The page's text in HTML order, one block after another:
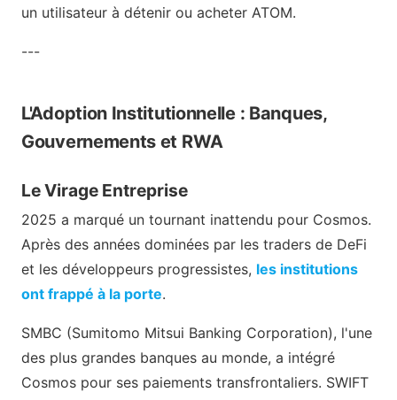
un utilisateur à détenir ou acheter ATOM.
---
L'Adoption Institutionnelle : Banques,
Gouvernements et RWA
Le Virage Entreprise
2025 a marqué un tournant inattendu pour Cosmos.
Après des années dominées par les traders de DeFi
et les développeurs progressistes, les institutions
ont frappé à la porte.
SMBC (Sumitomo Mitsui Banking Corporation), l'une
des plus grandes banques au monde, a intégré
Cosmos pour ses paiements transfrontaliers. SWIFT